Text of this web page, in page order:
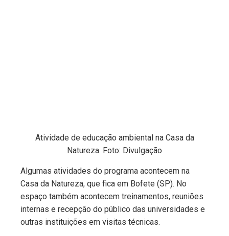
Atividade de educação ambiental na Casa da
Natureza. Foto: Divulgação
Algumas atividades do programa acontecem na
Casa da Natureza, que fica em Bofete (SP). No
espaço também acontecem treinamentos, reuniões
internas e recepção do público das universidades e
outras instituições em visitas técnicas.